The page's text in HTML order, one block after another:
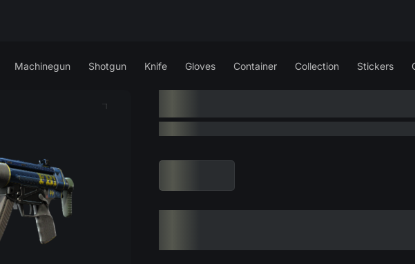
Machinegun Shotgun Knife Gloves Container Collection Stickers